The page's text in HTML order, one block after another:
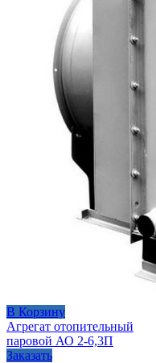
В Корзину
Агрегат отопительный
паровой АО 2-6,3П
Заказать